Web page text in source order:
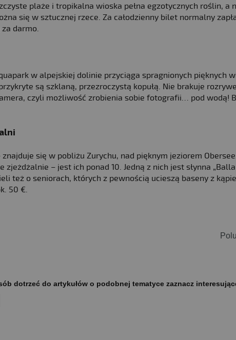
plaże i tropikalna wioska pełna egzotycznych roślin,
się w sztucznej rzece. Za całodzienny bilet normalny
darmo.
w alpejskiej dolinie przyciąga spragnionych pięknych
są szklaną, przezroczystą kopułą. Nie brakuje
czyli możliwość zrobienia sobie fotografii… pod wodą!
znajduje się w pobliżu Zurychu, nad pięknym jeziorem
– jest ich ponad 10. Jedną z nich jest słynna
też o seniorach, których z pewnością ucieszą baseny z
50 €.
dotrzeć do artykułów o podobnej tematyce zaznacz